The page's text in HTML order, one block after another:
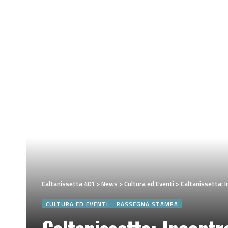
Caltanissetta 401 >News >Cultura ed Eventi >Caltanissetta:
CULTURA ED EVENTI RASSEGNA STAMPA